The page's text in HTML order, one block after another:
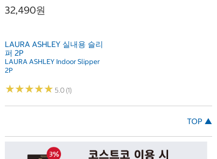
32,490원
LAURA ASHLEY 실내용 슬리
퍼 2P
LAURA ASHLEY Indoor Slipper
2P
★★★★★
★★★★★ 5.0 (1)
TOP ▲